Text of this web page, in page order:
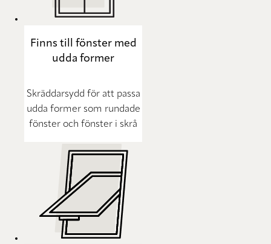
Finns till fönster med
udda former
Skräddarsydd för att passa
udda former som rundade
fönster och fönster i skrå